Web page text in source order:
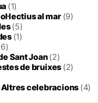
(1)
al mar (9)
(5)
(1)
Sant Joan(2)
de bruixes (2)
Altres celebracions (4)